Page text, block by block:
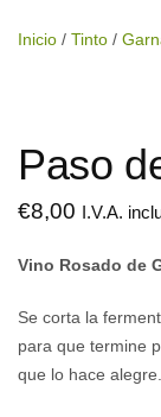
Inicio / Tinto /
Paso
€8,00 I.V.A.
Vino Rosado de
Se corta la
para que termine
que lo hace alegre.